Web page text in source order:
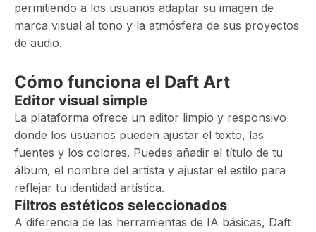
permitiendo a los usuarios adaptar su imagen de
marca visual al tono y la atmósfera de sus proyectos
de audio.
Cómo funciona el Daft Art
Editor visual simple
La plataforma ofrece un editor limpio y responsivo
donde los usuarios pueden ajustar el texto, las
fuentes y los colores. Puedes añadir el título de tu
álbum, el nombre del artista y ajustar el estilo para
reflejar tu identidad artística.
Filtros estéticos seleccionados
A diferencia de las herramientas de IA básicas, Daft